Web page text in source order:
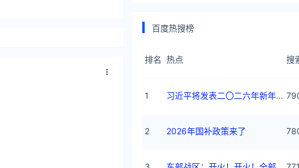
百度热搜榜
排名 热点 搜
1 习近平将发表二〇二六年新年贺词
2 2026年国补政策来了